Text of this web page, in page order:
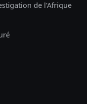
de l'Afrique